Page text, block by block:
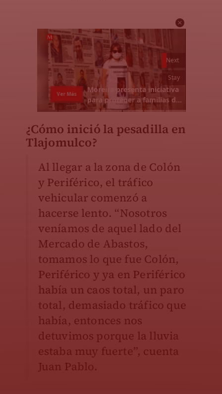
¿Cómo inició la pesadilla en
Tlajomulco?
Al llegar a la zona de Colón
y Periférico, el tráfico
vehicular comenzó a
hacerse lento. “Nosotros
veníamos de aquel lado del
Mercado de Abastos,
tomamos lo que fue Colón,
Periférico y ya en Periférico
había un caos total, un paro
total, demasiado tráfico que
había, entonces nos
detuvimos porque la lluvia
estaba muy fuerte”, cuenta
Juan Pablo.